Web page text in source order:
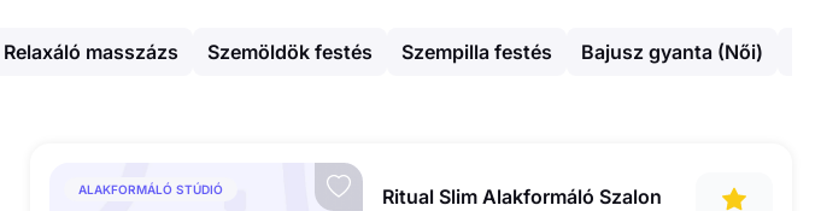
Relaxáló masszázs Szemöldök festés Szempilla festés Bajusz gyanta (Női)
ALAKFORMÁLÓ STÚDIÓ Ritual Slim Alakformáló Szalon